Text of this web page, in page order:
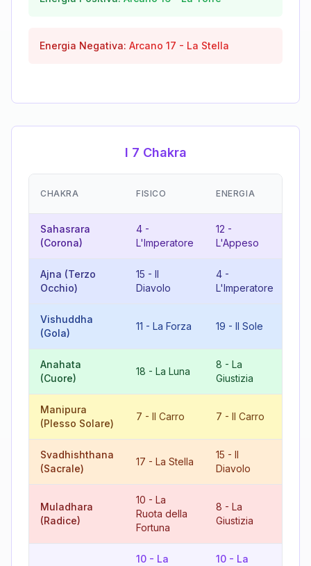
Energia Negativa: Arcano 17 - La Stella
I 7 Chakra
CHAKRA FISICO ENERGIA
Sahasrara
(Corona)
4 -
L'Imperatore
12 -
L'Appeso
Ajna (Terzo
Occhio)
15 - Il
Diavolo
4 -
L'Imperatore
Vishuddha
(Gola)
11 - La Forza 19 - Il Sole
Anahata
(Cuore)
18 - La Luna
8 - La
Giustizia
Manipura
(Plesso Solare)
7 - Il Carro 7 - Il Carro
Svadhishthana
(Sacrale)
17 - La Stella
15 - Il
Diavolo
Muladhara
(Radice)
10 - La
Ruota della
Fortuna
8 - La
Giustizia
10 - La
10 - La